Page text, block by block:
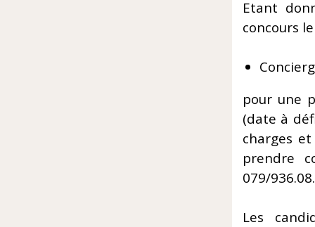
Etant
concours
pour une
(date à
charges
prendre
079/
Les